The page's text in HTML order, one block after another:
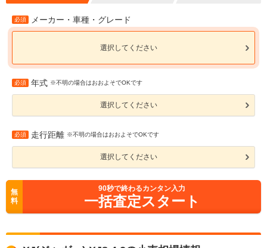
必須 メーカー・車種・グレード
選択してください
必須 年式 ※不明の場合はおおよそでOKです
選択してください
必須 走行距離 ※不明の場合はおおよそでOKです
選択してください
無
料
90秒で終わるカンタン入力
一括査定スタート